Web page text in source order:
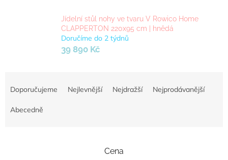
Jídelní stůl nohy ve tvaru V Rowico Home
CLAPPERTON 220x95 cm | hnědá
Doručíme do 2 týdnů
39 890 Kč
e
Doporučujeme Nejlevnější Nejdražší Nejprodávanější
Abecedně
Cena